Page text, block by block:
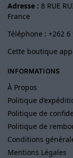
Adresse : 8 RUE
France
Téléphone : +262 6
Cette boutique
INFORMATIONS
À Propos
Politique
Politique de
Politique de
Conditions
Mentions Légales